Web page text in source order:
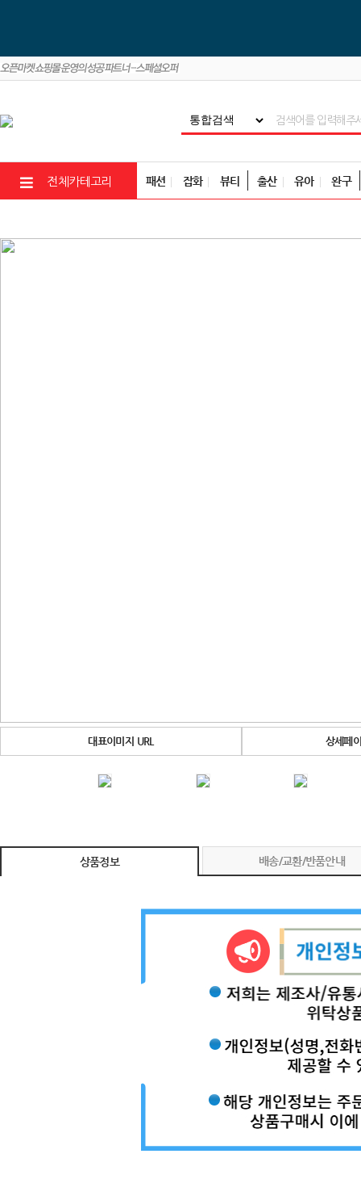
전체카테고리 패션 잡화 뷰티 출산 유아 완구
대표이미지 URL 상세페
상품정보 배송/교환/반품안내